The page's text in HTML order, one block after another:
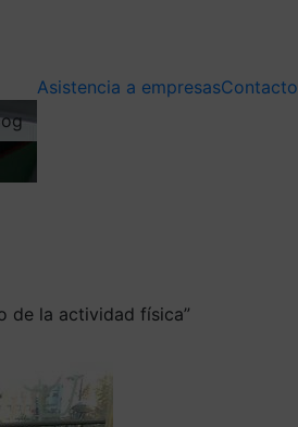
Asistencia a empresasContacto
de la actividad física”